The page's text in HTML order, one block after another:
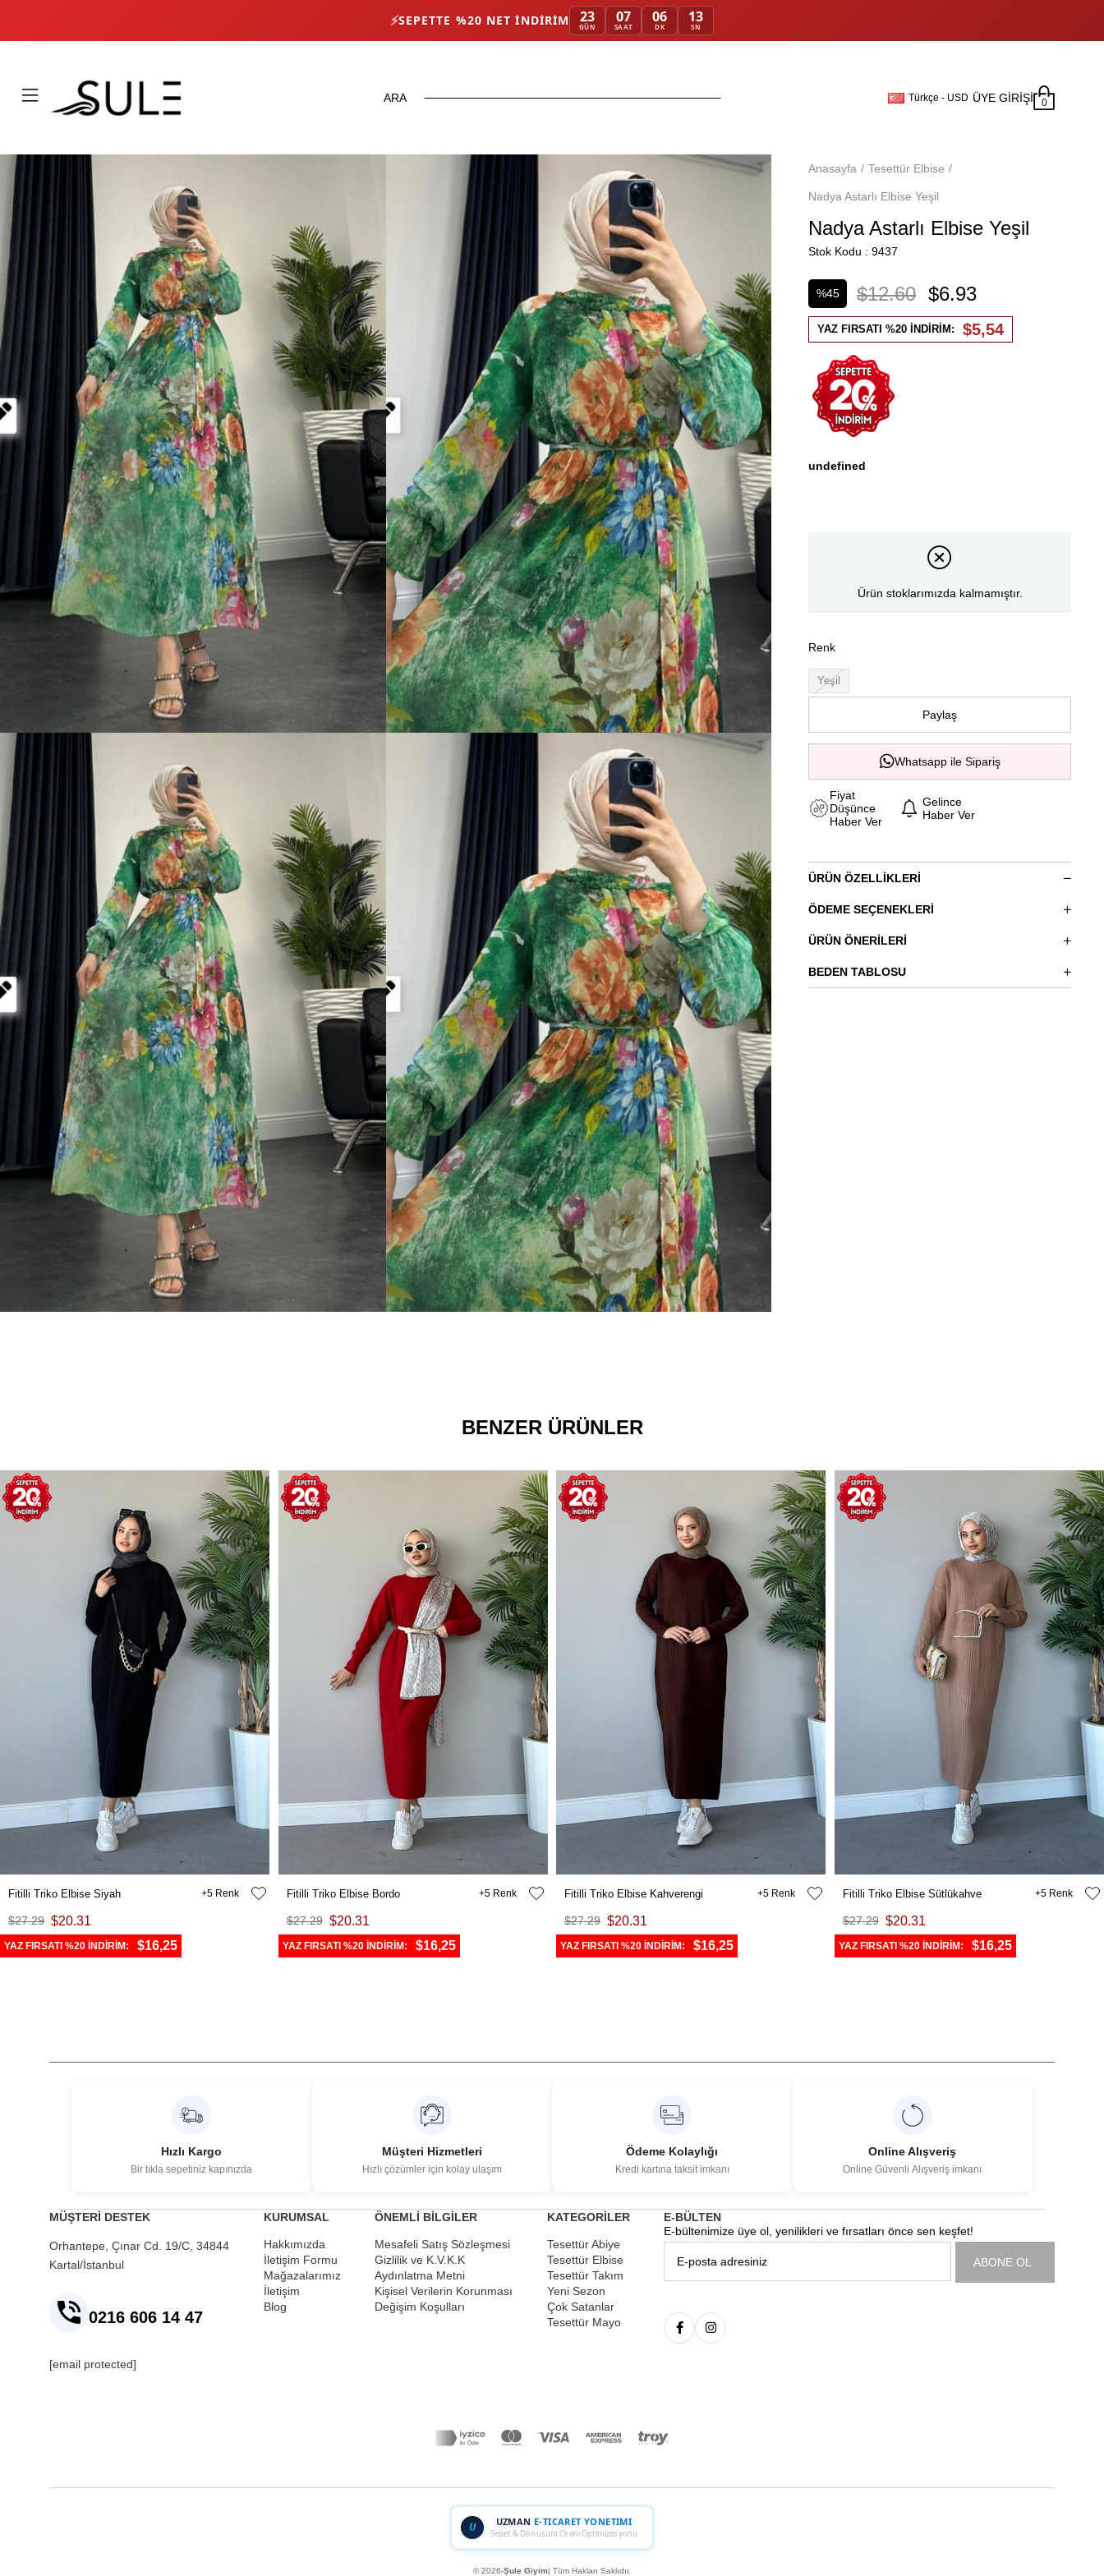
⚡SEPETTE %20 NET İNDIRIM 23
GÜN
07
SAAT
06
DK
12
SN
Türkçe - USD ÜYE GIRIŞI 0
Anasayfa Tesettür Elbise
Nadya Astarlı Elbise Yeşil
Nadya Astarlı Elbise Yeşil
Stok Kodu 9437
%45
İndirim
$12.60 $6.93
YAZ FIRSATI %20 İNDİRİM: $5,54
undefined
Ürün stoklarımızda kalmamıştır.
Renk
Yeşil
Paylaş
Whatsapp ile Sipariş
Fiyat
Düşünce
Haber Ver
Gelince
Haber Ver
ÜRÜN ÖZELLIKLERI
ÖDEME SEÇENEKLERI
ÜRÜN ÖNERILERI
BEDEN TABLOSU
BENZER ÜRÜNLER
Fitilli Triko Elbise Siyah
$20.31
$27.29
YAZ FIRSATI %20 İNDİRİM: $16,25
5 Fitilli Triko Elbise Bordo
$20.31
$27.29
YAZ FIRSATI %20 İNDİRİM: $16,25
5 Fitilli Triko Elbise Kahverengi
$20.31
$27.29
YAZ FIRSATI %20 İNDİRİM: $16,25
5 Fitilli Triko Elbise Sütlükahve
$20.31
$27.29
YAZ FIRSATI %20 İNDİRİM: $16,25
5
Hızlı Kargo
Bir tıkla sepetiniz kapınızda
Müşteri Hizmetleri
Hızlı çözümler için kolay ulaşım
Ödeme Kolaylığı
Kredi kartına taksit imkanı
Online Alışveriş
Online Güvenli Alışveriş imkanı
MÜŞTERİ DESTEK
Orhantepe, Çınar Cd. 19/C, 34844
Kartal/İstanbul
0216 606 14 47
[email protected]
KURUMSAL
Hakkımızda
İletişim Formu
Mağazalarımız
İletişim
Blog
ÖNEMLİ BİLGİLER
Mesafeli Satış Sözleşmesi
Gizlilik ve K.V.K.K
Aydınlatma Metni
Kişisel Verilerin Korunması
Değişim Koşulları
KATEGORİLER
Tesettür Abiye
Tesettür Elbise
Tesettür Takım
Yeni Sezon
Çok Satanlar
Tesettür Mayo
E-BÜLTEN
E-bültenimize üye ol, yenilikleri ve fırsatları önce sen keşfet!
ABONE OL
U UZMAN E-TICARET YONETIMI
Sepet & Dönüşüm Oranı Optimizasyonu
© 2026-Şule Giyim| Tüm Hakları Saklıdır.